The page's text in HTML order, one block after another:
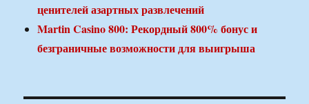
ценителей азартных развлечений
Martin Casino 800: Рекордный 800% бонус и
безграничные возможности для выигрыша